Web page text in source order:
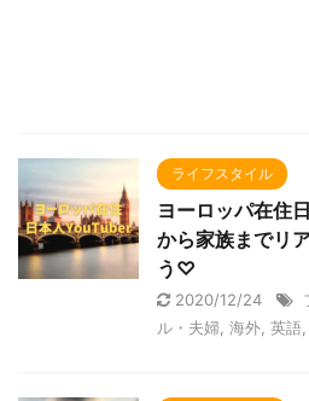
ライフスタイル
ヨーロッパ在住
から家族までリ
う♡
2020/12/24
ル・夫婦 海外 英語